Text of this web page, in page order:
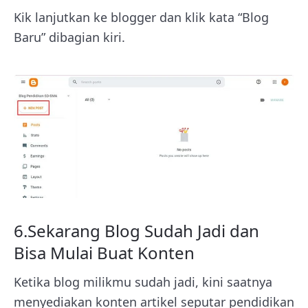
Kik lanjutkan ke blogger dan klik kata “Blog
Baru” dibagian kiri.
6.Sekarang Blog Sudah Jadi dan
Bisa Mulai Buat Konten
Ketika blog milikmu sudah jadi, kini saatnya
menyediakan konten artikel seputar pendidikan